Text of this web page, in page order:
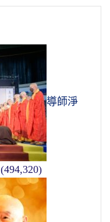
導師淨
(494,320)